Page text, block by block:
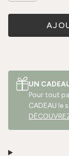
UN
Pour tout
CADEAU le